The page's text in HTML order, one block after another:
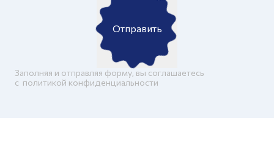
Отправить
Заполняя и отправляя форму, вы соглашаетесь
c политикой конфиденциальности